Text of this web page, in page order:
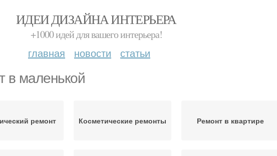
ИДЕИ ДИЗАЙНА ИНТЕРЬЕРА
+1000 идей для вашего интерьера!
главная новости статьи
в маленькой
ремонт Косметические ремонты Ремонт в квартире